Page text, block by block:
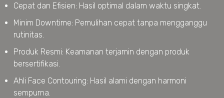
Cepat dan Efisien: Hasil optimal dalam waktu singkat.
Minim Downtime: Pemulihan cepat tanpa mengganggu
rutinitas.
Produk Resmi: Keamanan terjamin dengan produk
bersertifikasi.
Ahli Face Contouring: Hasil alami dengan harmoni
sempurna.